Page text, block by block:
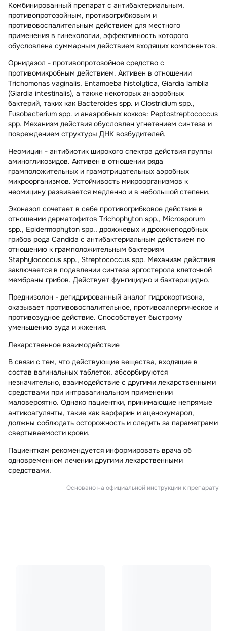
Комбинированный препарат с антибактериальным,
противопротозойным, противогрибковым и
противовоспалительным действием для местного
применения в гинекологии, эффективность которого
обусловлена суммарным действием входящих компонентов.
Орнидазол - противопротозойное средство с
противомикробным действием. Активен в отношении
Trichomonas vaginalis, Entamoeba histolytica, Giardia lamblia
(Giardia intestinalis), а также некоторых анаэробных
бактерий, таких как Bacteroides spp. и Clostridium spp.,
Fusobacterium spp. и анаэробных кокков: Peptostreptococcus
spp. Механизм действия обусловлен угнетением синтеза и
повреждением структуры ДНК возбудителей.
Неомицин - антибиотик широкого спектра действия группы
аминогликозидов. Активен в отношении ряда
грамположительных и грамотрицательных аэробных
микроорганизмов. Устойчивость микроорганизмов к
неомицину развивается медленно и в небольшой степени.
Эконазол сочетает в себе противогрибковое действие в
отношении дерматофитов Trichophyton spp., Microsporum
spp., Epidermophyton spp., дрожжевых и дрожжеподобных
грибов рода Candida с антибактериальным действием по
отношению к грамположительным бактериям
Staphylococcus spp., Streptococcus spp. Механизм действия
заключается в подавлении синтеза эргостерола клеточной
мембраны грибов. Действует фунгицидно и бактерицидно.
Преднизолон - дегидрированный аналог гидрокортизона,
оказывает противовоспалительное, противоаллергическое и
противозудное действие. Способствует быстрому
уменьшению зуда и жжения.
Лекарственное взаимодействие
В связи с тем, что действующие вещества, входящие в
состав вагинальных таблеток, абсорбируются
незначительно, взаимодействие с другими лекарственными
средствами при интравагинальном применении
маловероятно. Однако пациентки, принимающие непрямые
антикоагулянты, такие как варфарин и аценокумарол,
должны соблюдать осторожность и следить за параметрами
свертываемости крови.
Пациенткам рекомендуется информировать врача об
одновременном лечении другими лекарственными
средствами.
Основано на официальной инструкции к препарату